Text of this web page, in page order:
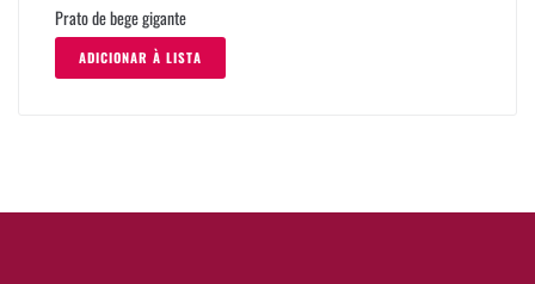
Prato de bege gigante
ADICIONAR À LISTA